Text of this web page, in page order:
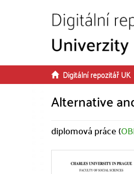
Digitální repozitář UK
Alternative
diplomová práce (